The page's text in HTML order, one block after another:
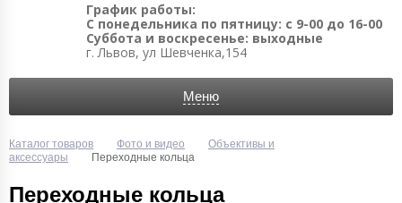
График работы:
С понедельника по пятницу: с 9-00 до 16-00
Суббота и воскресенье: выходные
г. Львов, ул Шевченка,154
Меню
Каталог товаров Фото и видео
Объективы и
аксессуары
Переходные кольца
Переходные кольца